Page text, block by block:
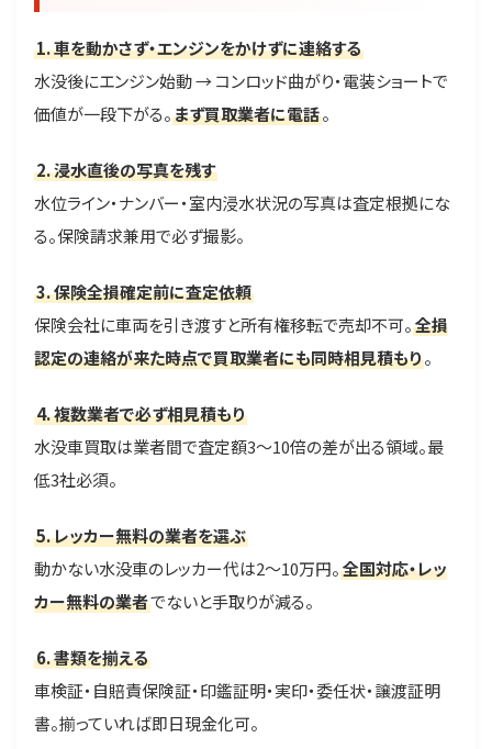
1. 車を動かさず・エンジンをかけずに連絡する
水没後にエンジン始動 → コンロッド曲がり・電装ショートで
価値が一段下がる。まず買取業者に電話。
2. 浸水直後の写真を残す
水位ライン・ナンバー・室内浸水状況の写真は査定根拠にな
る。保険請求兼用で必ず撮影。
3. 保険全損確定前に査定依頼
保険会社に車両を引き渡すと所有権移転で売却不可。全損
認定の連絡が来た時点で買取業者にも同時相見積もり。
4. 複数業者で必ず相見積もり
水没車買取は業者間で査定額3〜10倍の差が出る領域。最
低3社必須。
5. レッカー無料の業者を選ぶ
動かない水没車のレッカー代は2〜10万円。全国対応・レッ
カー無料の業者でないと手取りが減る。
6. 書類を揃える
車検証・自賠責保険証・印鑑証明・実印・委任状・譲渡証明
書。揃っていれば即日現金化可。